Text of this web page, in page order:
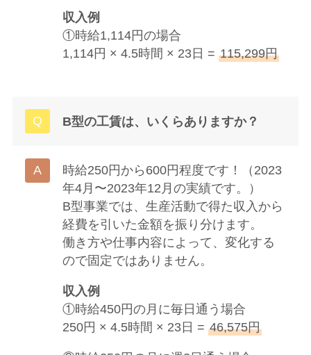
収入例
①時給1,114円の場合
1,114円 × 4.5時間 × 23日 = 115,299円
B型の工賃は、いくらありますか？
時給250円から600円程度です！（2023
年4月〜2023年12月の実績です。）
B型事業では、生産活動で得た収入から
経費を引いた金額を振り分けます。
働き方や仕事内容によって、変化する
ので固定ではありません。
収入例
①時給450円の月に毎日通う場合
250円 × 4.5時間 × 23日 = 46,575円